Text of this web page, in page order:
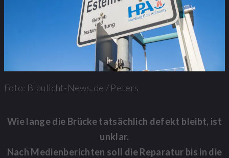
Foto: Blaulicht-News.de / Peters
Wie lange die Brücke tatsächlich defekt bleibt, ist
unklar.
Nach Medienberichten soll die Reparatur bis in die